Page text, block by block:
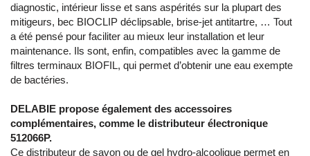
diagnostic, intérieur lisse et sans aspérités sur la plupart des
mitigeurs, bec BIOCLIP déclipsable, brise-jet antitartre, … Tout
a été pensé pour faciliter au mieux leur installation et leur
maintenance. Ils sont, enfin, compatibles avec la gamme de
filtres terminaux BIOFIL, qui permet d’obtenir une eau exempte
de bactéries.
DELABIE propose également des accessoires
complémentaires, comme le distributeur électronique
512066P.
Ce distributeur de savon ou de gel hydro-alcoolique permet en